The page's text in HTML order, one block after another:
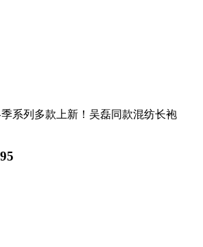
季系列多款上新！吴磊同款混纺长袍